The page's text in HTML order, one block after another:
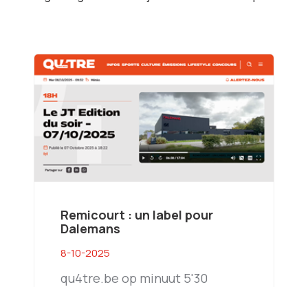
Remicourt : un label pour
Dalemans
8-10-2025
qu4tre.be op minuut 5'30